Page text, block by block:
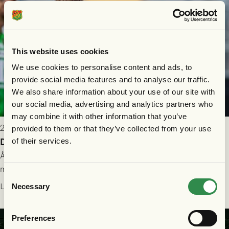
This website uses cookies
We use cookies to personalise content and ads, to
provide social media features and to analyse our traffic.
We also share information about your use of our site with
our social media, advertising and analytics partners who
may combine it with other information that you’ve
provided to them or that they’ve collected from your use
of their services.
Selection
Necessary
Preferences
2026-07-26 21:00
Delad poäng mot Halmstads BK
Åter i Allsvenskan stod Halmstads BK för motståndet i en
match som vägde tungt till fördel för GAIS, men där poängen
delades efter dramatik på tilläggstid.
Läs mer